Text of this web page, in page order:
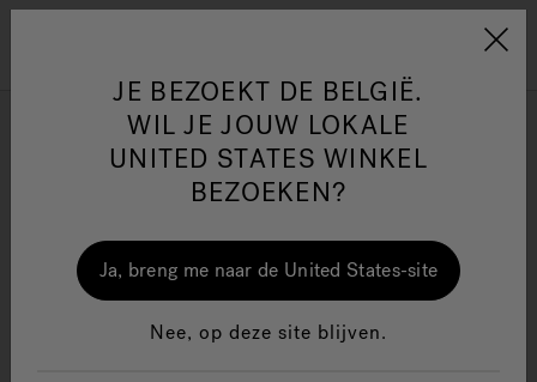
Jacuzzi&reg; EMEA
Jacuzzi® Sensational
Wellness™
One Page
Zoekresultaten
Products Articles
JE BEZOEKT DE BELGIË.
WIL JE JOUW LOKALE
UNITED STATES WINKEL
BEZOEKEN?
Ja, breng me naar de United States-site
Nee, op deze site blijven.